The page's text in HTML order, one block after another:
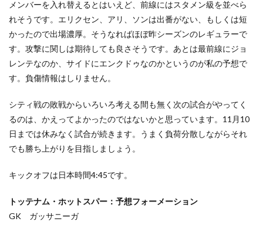
メンバーを入れ替えるとはいえど、前線にはスタメン級を並べら
れそうです。エリクセン、アリ、ソンは出番がない、もしくは短
かったので出場濃厚。そうなればほぼ昨シーズンのレギュラーで
す。攻撃に関しは期待しても良さそうです。あとは最前線にジョ
レンテなのか、サイドにエンクドゥなのかというのが私の予想で
す。負傷情報はしりません。
シティ戦の敗戦からいろいろ考える間も無く次の試合がやってく
るのは、かえってよかったのではないかと思っています。11月10
日までは休みなく試合が続きます。うまく負荷分散しながらそれ
でも勝ち上がりを目指しましょう。
キックオフは日本時間4:45です。
トッテナム・ホットスパー：予想フォーメーション
GK ガッサニーガ